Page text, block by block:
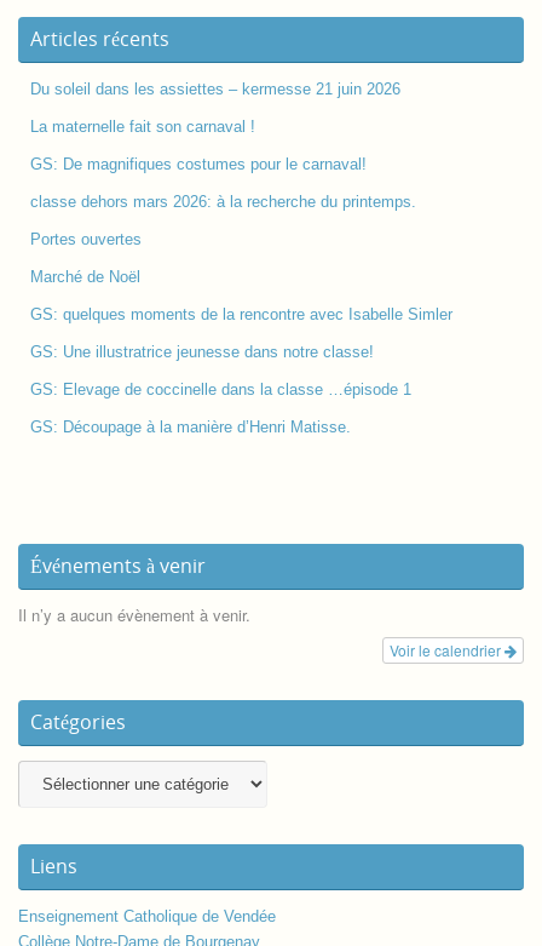
Articles récents
Du soleil dans les assiettes – kermesse 21 juin 2026
La maternelle fait son carnaval !
GS: De magnifiques costumes pour le carnaval!
classe dehors mars 2026: à la recherche du printemps.
Portes ouvertes
Marché de Noël
GS: quelques moments de la rencontre avec Isabelle Simler
GS: Une illustratrice jeunesse dans notre classe!
GS: Elevage de coccinelle dans la classe …épisode 1
GS: Découpage à la manière d’Henri Matisse.
Événements à venir
Il n’y a aucun évènement à venir.
Voir le calendrier
Catégories
Liens
Enseignement Catholique de Vendée